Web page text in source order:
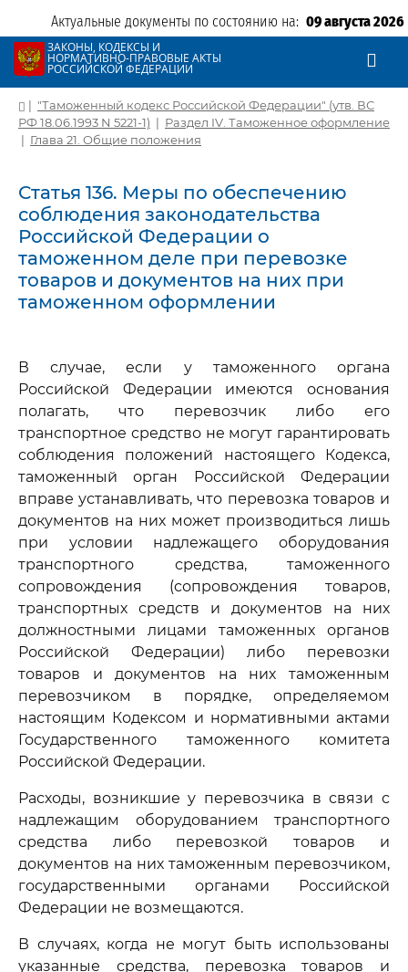
Актуальные документы по состоянию на: 09 августа 2026
ЗАКОНЫ, КОДЕКСЫ И
НОРМАТИВНО-ПРАВОВЫЕ АКТЫ
РОССИЙСКОЙ ФЕДЕРАЦИИ
| "Таможенный кодекс Российской Федерации" (утв. ВС
РФ 18.06.1993 N 5221-1) | Раздел IV. Таможенное оформление
| Глава 21. Общие положения
Статья 136. Меры по обеспечению
соблюдения законодательства
Российской Федерации о
таможенном деле при перевозке
товаров и документов на них при
таможенном оформлении
В случае, если у таможенного органа
Российской Федерации имеются основания
полагать, что перевозчик либо его
транспортное средство не могут гарантировать
соблюдения положений настоящего Кодекса,
таможенный орган Российской Федерации
вправе устанавливать, что перевозка товаров и
документов на них может производиться лишь
при условии надлежащего оборудования
транспортного средства, таможенного
сопровождения (сопровождения товаров,
транспортных средств и документов на них
должностными лицами таможенных органов
Российской Федерации) либо перевозки
товаров и документов на них таможенным
перевозчиком в порядке, определяемом
настоящим Кодексом и нормативными актами
Государственного таможенного комитета
Российской Федерации.
Расходы, возникшие у перевозчика в связи с
надлежащим оборудованием транспортного
средства либо перевозкой товаров и
документов на них таможенным перевозчиком,
государственными органами Российской
Федерации не возмещаются.
В случаях, когда не могут быть использованы
указанные средства, перевозка товаров и